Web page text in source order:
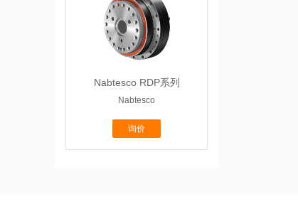
Nabtesco RDP系列
Nabtesco
询价